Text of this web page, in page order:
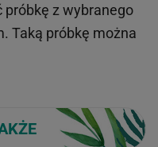
z wybranego
Taką próbkę można